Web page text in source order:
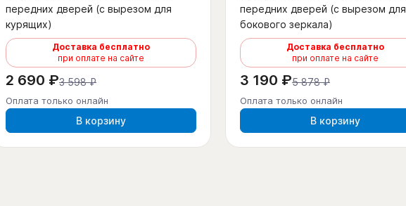
передних дверей (с вырезом для
курящих)
Доставка бесплатно
при оплате на сайте
2 690 ₽3 598 ₽
Оплата только онлайн
В корзину
передних дверей (с вырезом для
бокового зеркала)
Доставка бесплатно
при оплате на сайте
3 190 ₽5 878 ₽
Оплата только онлайн
В корзину